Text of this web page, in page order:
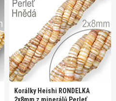
Korálky Heishi RONDELKA